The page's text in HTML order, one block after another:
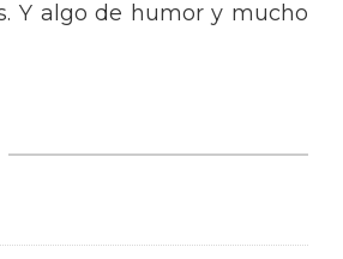
Y algo de humor y mucho